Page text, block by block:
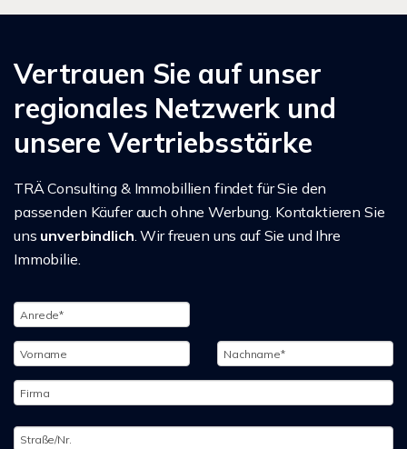
Vertrauen Sie auf unser
regionales Netzwerk und
unsere Vertriebsstärke
TRÄ Consulting & Immobillien findet für Sie den
passenden Käufer auch ohne Werbung. Kontaktieren Sie
uns unverbindlich. Wir freuen uns auf Sie und Ihre
Immobilie.